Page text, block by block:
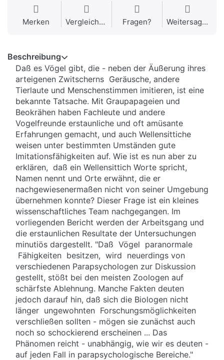
Merken Vergleichen Fragen? Weitersagen
Beschreibung
Daß es Vögel gibt, die - neben der Äußerung ihres
arteigenen Zwitscherns Geräusche, andere
Tierlaute und Menschenstimmen imitieren, ist eine
bekannte Tatsache. Mit Graupapageien und
Beokrähen haben Fachleute und andere
Vogelfreunde erstaunliche und oft amüsante
Erfahrungen gemacht, und auch Wellensittiche
weisen unter bestimmten Umständen gute
Imitationsfähigkeiten auf. Wie ist es nun aber zu
erklären, daß ein Wellensittich Worte spricht,
Namen nennt und Orte erwähnt, die er
nachgewiesenermaßen nicht von seiner Umgebung
übernehmen konnte? Dieser Frage ist ein kleines
wissenschaftliches Team nachgegangen. Im
vorliegenden Bericht werden der Arbeitsgang und
die erstaunlichen Resultate der Untersuchungen
minutiös dargestellt. "Daß Vögel paranormale
Fähigkeiten besitzen, wird neuerdings von
verschiedenen Parapsychologen zur Diskussion
gestellt, stößt bei den meisten Zoologen auf
schärfste Ablehnung. Manche Fakten deuten
jedoch darauf hin, daß sich die Biologen nicht
länger ungewohnten Forschungsmöglichkeiten
verschließen sollten - mögen sie zunächst auch
noch so schockierend erscheinen ... Das
Phänomen reicht - unabhängig, wie wir es deuten -
auf jeden Fall in parapsychologische Bereiche."